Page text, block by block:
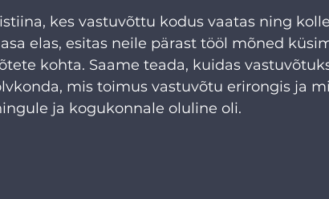
kes vastuvõttu kodus vaatas ning
elas, esitas neile pärast tööl mõned
kohta. Saame teada, kuidas
mis toimus vastuvõtu erirongis ja
ja kogukonnale oluline oli.